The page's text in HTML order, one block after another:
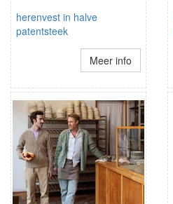
herenvest in halve
patentsteek
Meer info